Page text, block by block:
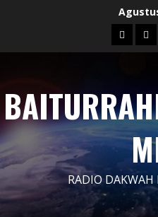
Blog
Us
RADIO DAKWAH